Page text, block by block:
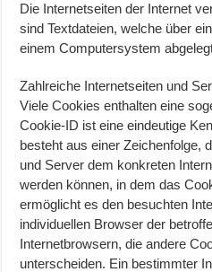
Die Internetseiten der Internet
sind Textdateien, welche über
einem Computersystem
Zahlreiche Internetseiten und
Viele Cookies enthalten eine
Cookie-ID ist eine eindeutige
besteht aus einer Zeichenfolge,
und Server dem konkreten
werden können, in dem das
ermöglicht es den besuchten
individuellen Browser der
Internetbrowsern, die andere
unterscheiden. Ein bestimmter